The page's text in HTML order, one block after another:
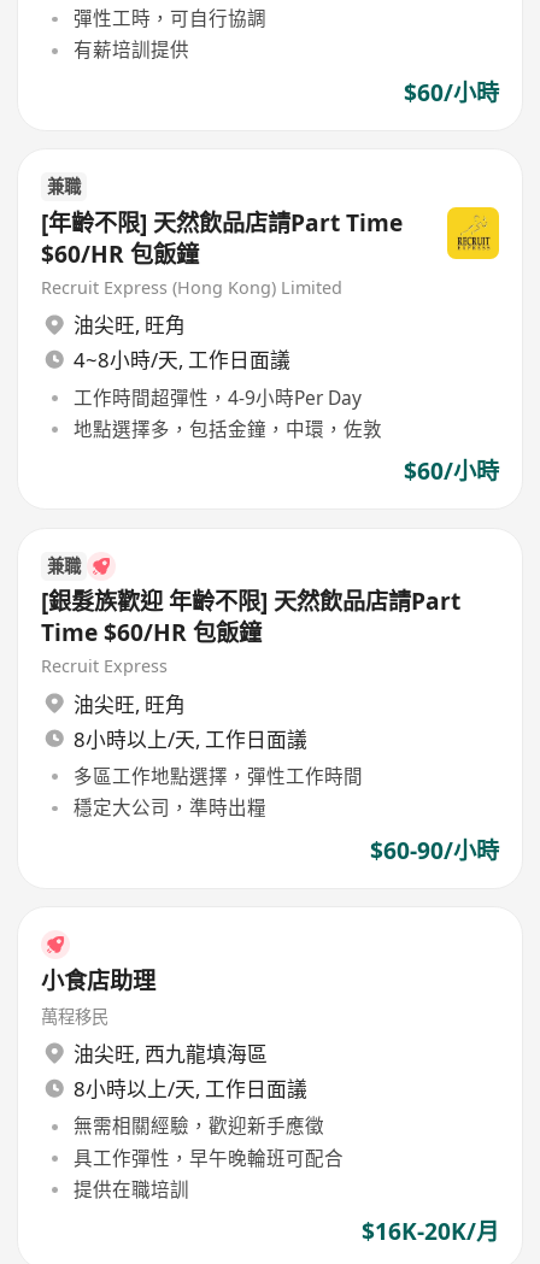
彈性工時，可自行協調
有薪培訓提供
$60/小時
兼職
[年齡不限] 天然飲品店請Part Time
$60/HR 包飯鐘
Recruit Express (Hong Kong) Limited
油尖旺, 旺角
4~8小時/天, 工作日面議
工作時間超彈性，4-9小時Per Day
地點選擇多，包括金鐘，中環，佐敦
$60/小時
兼職
[銀髮族歡迎 年齡不限] 天然飲品店請Part
Time $60/HR 包飯鐘
Recruit Express
油尖旺, 旺角
8小時以上/天, 工作日面議
多區工作地點選擇，彈性工作時間
穩定大公司，準時出糧
$60-90/小時
小食店助理
萬程移民
油尖旺, 西九龍填海區
8小時以上/天, 工作日面議
無需相關經驗，歡迎新手應徵
具工作彈性，早午晚輪班可配合
提供在職培訓
$16K-20K/月